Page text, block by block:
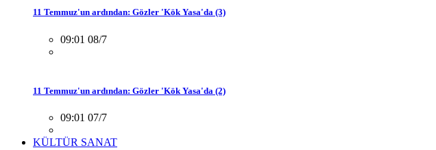
11 Temmuz'un ardından: Gözler 'Kök Yasa'da (3)
09:01 08/7
11 Temmuz'un ardından: Gözler 'Kök Yasa'da (2)
09:01 07/7
KÜLTÜR SANAT